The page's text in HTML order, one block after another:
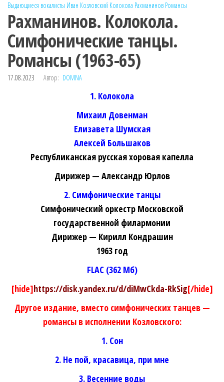
Выдающиеся вокалисты Иван Козловский Колокола Рахманинов Романсы
Рахманинов. Колокола.
Симфонические танцы.
Романсы (1963-65)
17.08.2023 Автор: DOMNA
1. Колокола
Михаил Довенман
Елизавета Шумская
Алексей Большаков
Республиканская русская хоровая капелла
Дирижер — Александр Юрлов
2. Симфонические танцы
Симфонический оркестр Московской
государственной филармонии
Дирижер — Кирилл Кондрашин
1963 год
FLAC (362 Мб)
[hide]https://disk.yandex.ru/d/diMwCkda-RkSig[/hide]
Другое издание, вместо симфонических танцев —
романсы в исполнении Козловского:
1. Сон
2. Не пой, красавица, при мне
3. Весенние воды